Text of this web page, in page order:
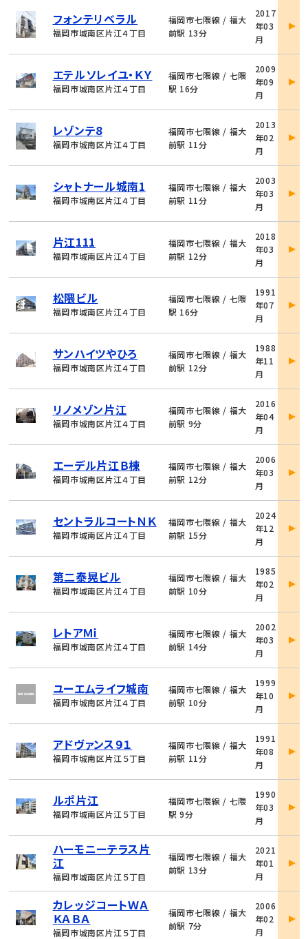
フォンテリベラル
福岡市城南区片江４丁目
福岡市七隈線 / 福大
前駅 13分
2017
年03
月
詳
エテルソレイユ・ＫＹ
福岡市城南区片江４丁目
福岡市七隈線 / 七隈
駅 16分
2009
年09
月
詳
レゾンテ8
福岡市城南区片江４丁目
福岡市七隈線 / 福大
前駅 11分
2013
年02
月
詳
シャトナール城南1
福岡市城南区片江４丁目
福岡市七隈線 / 福大
前駅 11分
2003
年03
月
詳
片江111
福岡市城南区片江４丁目
福岡市七隈線 / 福大
前駅 12分
2018
年03
月
詳
松隈ビル
福岡市城南区片江４丁目
福岡市七隈線 / 七隈
駅 16分
1991
年07
月
詳
サンハイツやひろ
福岡市城南区片江４丁目
福岡市七隈線 / 福大
前駅 12分
1988
年11
月
詳
リノメゾン片江
福岡市城南区片江４丁目
福岡市七隈線 / 福大
前駅 9分
2016
年04
月
詳
エーデル片江Ｂ棟
福岡市城南区片江４丁目
福岡市七隈線 / 福大
前駅 12分
2006
年03
月
詳
セントラルコートＮＫ
福岡市城南区片江４丁目
福岡市七隈線 / 福大
前駅 15分
2024
年12
月
詳
第二泰晃ビル
福岡市城南区片江４丁目
福岡市七隈線 / 福大
前駅 10分
1985
年02
月
詳
レトアＭｉ
福岡市城南区片江４丁目
福岡市七隈線 / 福大
前駅 14分
2002
年03
月
詳
ユーエムライフ城南
福岡市城南区片江４丁目
福岡市七隈線 / 福大
前駅 10分
1999
年10
月
詳
アドヴァンス９１
福岡市城南区片江５丁目
福岡市七隈線 / 福大
前駅 11分
1991
年08
月
詳
ルポ片江
福岡市城南区片江５丁目
福岡市七隈線 / 七隈
駅 9分
1990
年03
月
詳
ハーモニーテラス片
江
福岡市城南区片江５丁目
福岡市七隈線 / 福大
前駅 13分
2021
年01
月
詳
カレッジコートＷＡ
ＫＡＢＡ
福岡市城南区片江５丁目
福岡市七隈線 / 福大
前駅 7分
2006
年02
月
詳